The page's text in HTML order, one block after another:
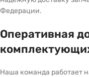
Федерации.
Оперативная
Наша команда работает